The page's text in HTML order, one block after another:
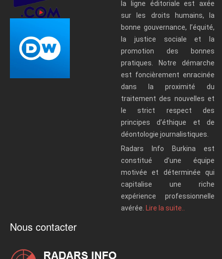
la ligne éditoriale est axée
sur les droits humains, la
bonne gouvernance, l’équité,
la justice sociale et la
promotion des bonnes
pratiques. Notre démarche
est foncièrement enracinée
dans la proximité du
traitement des nouvelles et
le strict respect des
principes d’éthique et de
déontologie journalistiques.
Radars Info Burkina est
constitué d’une équipe
motivée et déterminée qui
capitalise une riche
expérience professionnelle
avérée. Lire la suite..
Nous contacter